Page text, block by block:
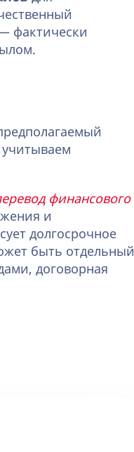
фактически
финансового
и
долгосрочное
быть отдельный
договорная